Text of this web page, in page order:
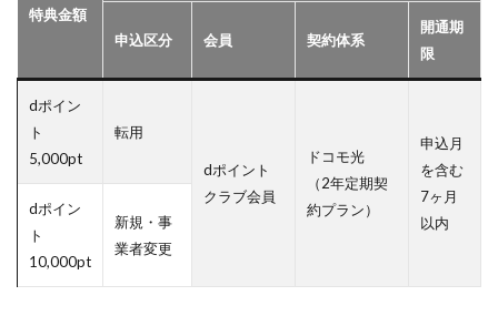
特典金額
申込区分 会員 契約体系
開通期
限
dポイン
ト
5,000pt
転用
dポイント
クラブ会員
ドコモ光
（2年定期契
約プラン）
申込月
を含む
7ヶ月
以内
dポイン
ト
10,000pt
新規・事
業者変更